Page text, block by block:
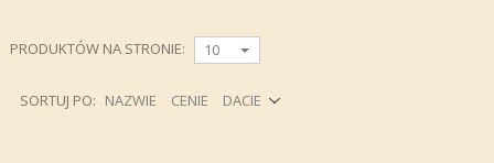
PRODUKTÓW NA STRONIE: 10
SORTUJ PO: NAZWIE CENIE DACIE